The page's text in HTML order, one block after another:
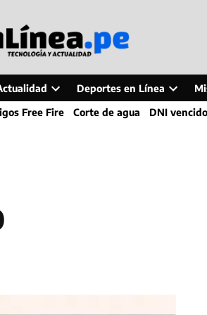
Open
dropdown
Deportes en Línea
Open
dropdown
Free Fire Corte de agua DNI vencido